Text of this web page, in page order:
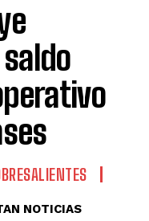
NOTICIAS